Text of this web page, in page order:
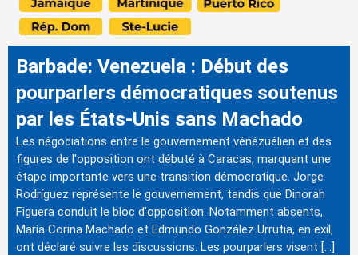
Barbade: Venezuela : Début des
pourparlers démocratiques soutenus
par les États-Unis sans Machado
Les négociations entre le gouvernement vénézuélien et des
figures de l'opposition ont débuté à Caracas, marquant une
étape importante vers une transition démocratique. Jorge
Rodríguez représente le gouvernement, tandis que Dinorah
Figuera conduit le bloc d'opposition. Notamment absents,
María Corina Machado et Edmundo González Urrutia, en exil,
ont déclaré suivre les discussions. Les pourparlers visent […]